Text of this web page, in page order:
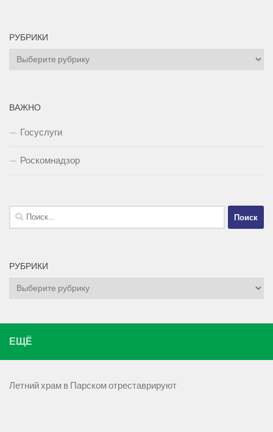
РУБРИКИ
Рубрики
ВАЖНО
Госуслуги
Роскомнадзор
Найти:
РУБРИКИ
Рубрики
ЕЩЁ
Летний храм в Парском отреставрируют